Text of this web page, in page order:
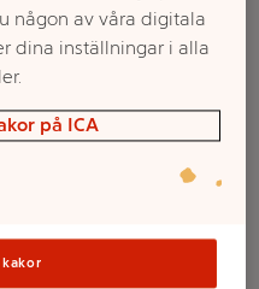
mellan butikerna
någon av våra digitala
dina inställningar i alla
på ICA
kakor